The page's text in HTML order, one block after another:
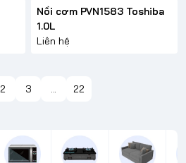
Nồi cơm PVN1583 Toshiba
1.0L
Liên hệ
2 3 ... 22